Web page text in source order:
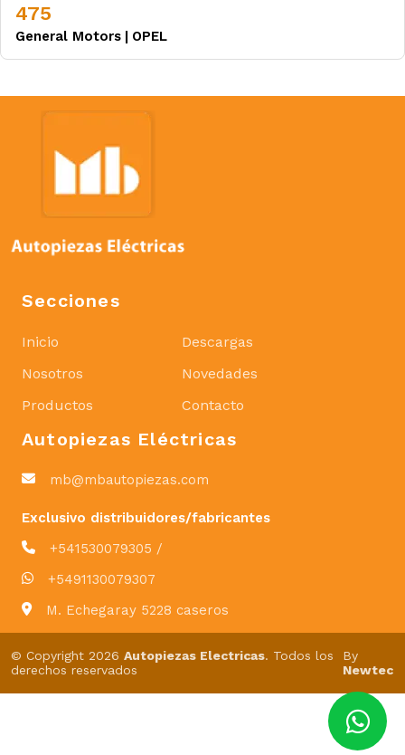
475
General Motors | OPEL
Secciones
Inicio
Nosotros
Productos
Descargas
Novedades
Contacto
Autopiezas Eléctricas
mb@mbautopiezas.com
Exclusivo distribuidores/fabricantes
+541530079305 /
+5491130079307
M. Echegaray 5228 caseros
© Copyright 2026 Autopiezas Electricas. Todos los
derechos reservados
By
Newtec